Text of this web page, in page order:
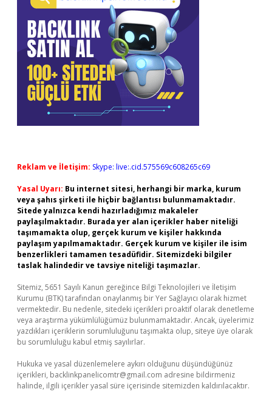
Reklam ve İletişim: Skype: live:.cid.575569c608265c69
Yasal Uyarı: Bu internet sitesi, herhangi bir marka, kurum
veya şahıs şirketi ile hiçbir bağlantısı bulunmamaktadır.
Sitede yalnızca kendi hazırladığımız makaleler
paylaşılmaktadır. Burada yer alan içerikler haber niteliği
taşımamakta olup, gerçek kurum ve kişiler hakkında
paylaşım yapılmamaktadır. Gerçek kurum ve kişiler ile isim
benzerlikleri tamamen tesadüfidir. Sitemizdeki bilgiler
taslak halindedir ve tavsiye niteliği taşımazlar.
Sitemiz, 5651 Sayılı Kanun gereğince Bilgi Teknolojileri ve İletişim
Kurumu (BTK) tarafından onaylanmış bir Yer Sağlayıcı olarak hizmet
vermektedir. Bu nedenle, sitedeki içerikleri proaktif olarak denetleme
veya araştırma yükümlülüğümüz bulunmamaktadır. Ancak, üyelerimiz
yazdıkları içeriklerin sorumluluğunu taşımakta olup, siteye üye olarak
bu sorumluluğu kabul etmiş sayılırlar.
Hukuka ve yasal düzenlemelere aykırı olduğunu düşündüğünüz
içerikleri, backlinkpanelicomtr@gmail.com adresine bildirmeniz
halinde, ilgili içerikler yasal süre içerisinde sitemizden kaldırılacaktır.